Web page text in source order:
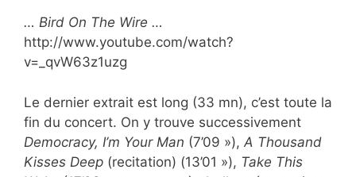
… Bird On The Wire …
http://www.youtube.com/watch?
v=_qvW63z1uzg
Le dernier extrait est long (33 mn), c’est toute la
fin du concert. On y trouve successivement
Democracy, I’m Your Man (7’09 »), A Thousand
Kisses Deep (recitation) (13’01 »), Take This